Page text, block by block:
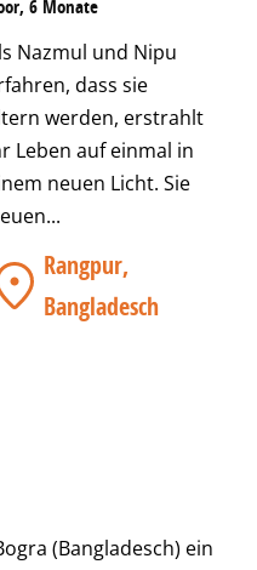
6 Monate
Nazmul und Nipu
dass sie
werden, erstrahlt
Leben auf einmal in
neuen Licht. Sie
Rangpur,
Bangladesch
(Bangladesch) ein